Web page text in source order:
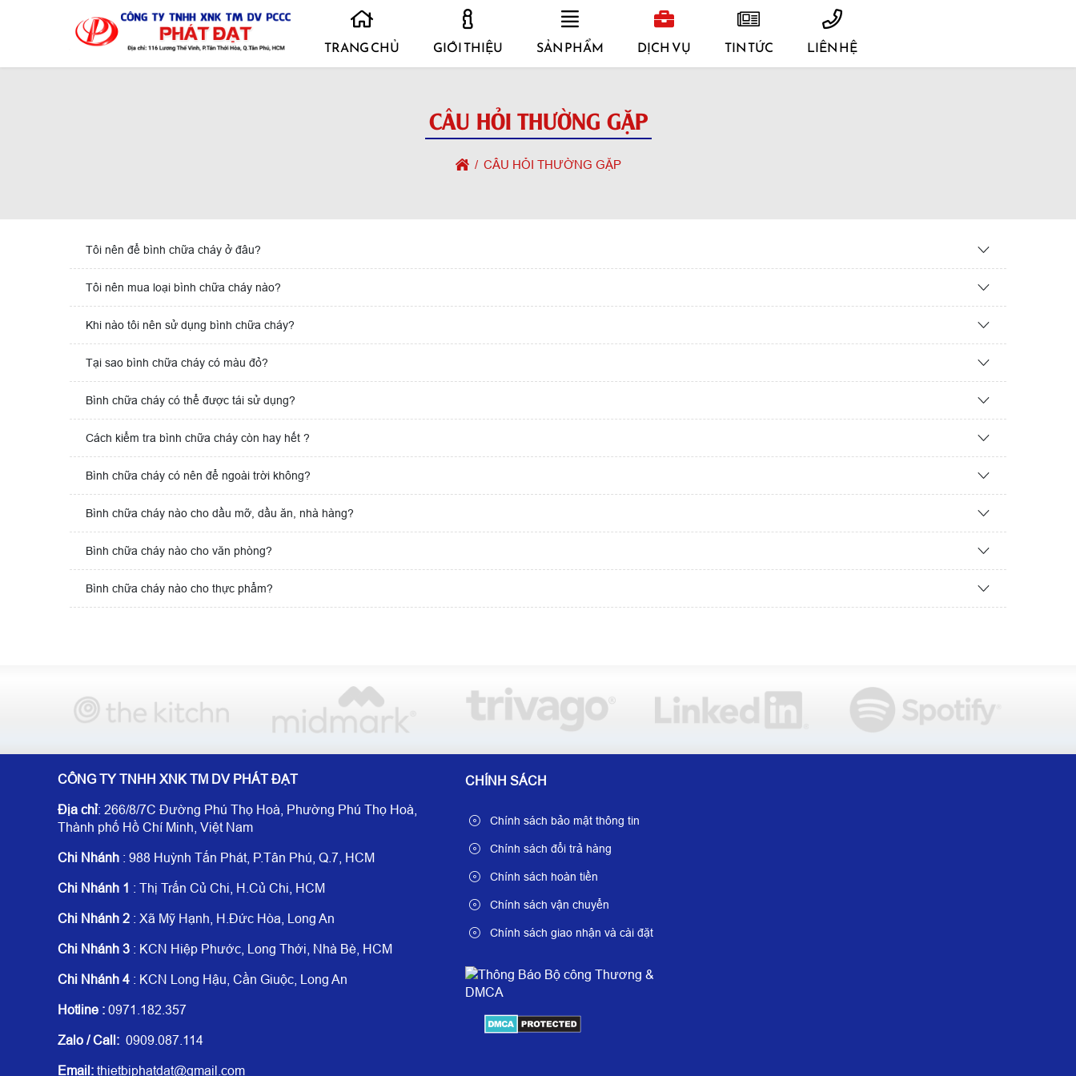
TRANG CHỦ GIỚI THIỆU SẢN PHẨM DỊCH VỤ TIN TỨC LIÊN HỆ
CÂU HỎI THƯỜNG GẶP
CÂU HỎI THƯỜNG GẶP
Tôi nên để bình chữa cháy ở đâu?
Tôi nên mua loại bình chữa cháy nào?
Khi nào tôi nên sử dụng bình chữa cháy?
Tại sao bình chữa cháy có màu đỏ?
Bình chữa cháy có thể được tái sử dụng?
Cách kiểm tra bình chữa cháy còn hay hết ?
Bình chữa cháy có nên để ngoài trời không?
Bình chữa cháy nào cho dầu mỡ, dầu ăn, nhà hàng?
Bình chữa cháy nào cho văn phòng?
Bình chữa cháy nào cho thực phẩm?
CÔNG TY TNHH XNK TM DV PHÁT ĐẠT
Địa chỉ: 266/8/7C Đường Phú Thọ Hoà, Phường Phú Thọ Hoà,
Thành phố Hồ Chí Minh, Việt Nam
Chi Nhánh : 988 Huỳnh Tấn Phát, P.Tân Phú, Q.7, HCM
Chi Nhánh 1 : Thị Trấn Củ Chi, H.Củ Chi, HCM
Chi Nhánh 2 : Xã Mỹ Hạnh, H.Đức Hòa, Long An
Chi Nhánh 3 : KCN Hiệp Phước, Long Thới, Nhà Bè, HCM
Chi Nhánh 4 : KCN Long Hậu, Cần Giuộc, Long An
Hotline : 0971.182.357
Zalo / Call: 0909.087.114
Email: thietbiphatdat@gmail.com
CHÍNH SÁCH
Chính sách bảo mật thông tin
Chính sách đổi trả hàng
Chính sách hoàn tiền
Chính sách vận chuyển
Chính sách giao nhận và cài đặt